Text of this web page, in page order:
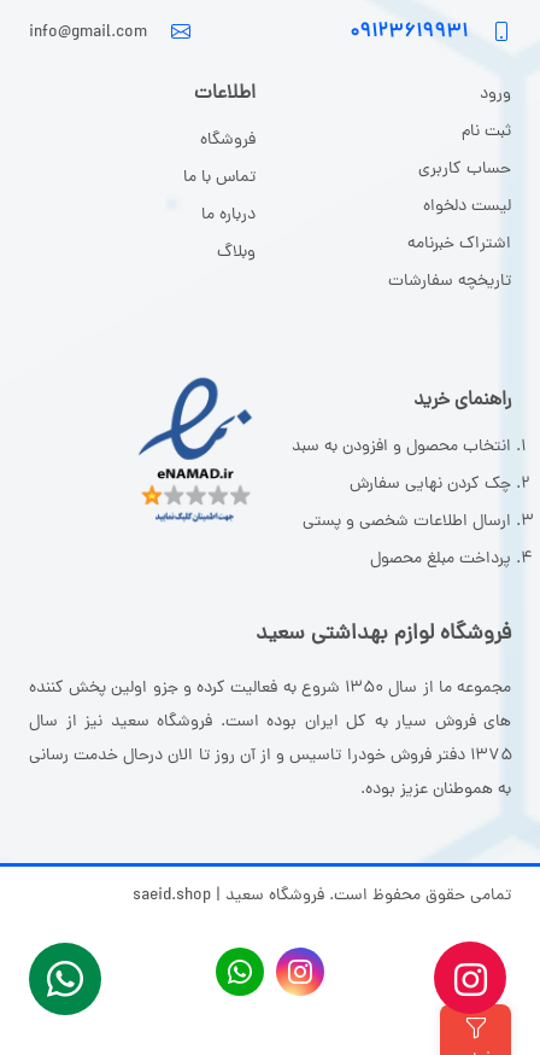
۰۹۱۲۳۶۱۹۹۳۱ info@gmail.com
ورود
ثبت نام
حساب کاربری
لیست دلخواه
اشتراک خبرنامه
تاریخچه سفارشات
اطلاعات
فروشگاه
تماس با ما
درباره ما
وبلاگ
راهنمای خرید
انتخاب محصول و افزودن به سبد
چک کردن نهایی سفارش
ارسال اطلاعات شخصی و پستی
پرداخت مبلغ محصول
فروشگاه لوازم بهداشتی سعید
مجموعه ما از سال ۱۳۵۰ شروع به فعالیت کرده و جزو اولین پخش کننده
های فروش سیار به کل ایران بوده است. فروشگاه سعید نیز از سال
۱۳۷۵ دفتر فروش خودرا تاسیس و از آن روز تا الان درحال خدمت رسانی
به هموطنان عزیز بوده.
تمامی حقوق محفوظ است. فروشگاه سعید | saeid.shop